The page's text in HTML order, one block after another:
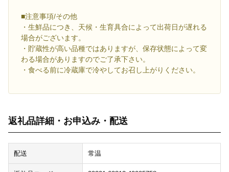
■注意事項/その他
・生鮮品につき、天候・生育具合によって出荷日が遅れる
場合がございます。
・貯蔵性が高い品種ではありますが、保存状態によって変
わる場合がありますのでご了承下さい。
・食べる前に冷蔵庫で冷やしてお召し上がりください。
返礼品詳細・お申込み・配送
配送 常温